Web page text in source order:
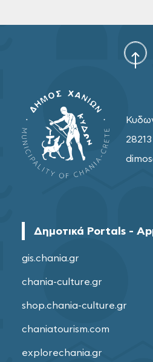
Δημοτικά Portals -
gis.chania.gr
chania-culture.gr
shop.chania-culture.gr
chaniatourism.com
explorechania.gr